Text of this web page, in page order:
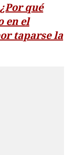
¿Por qué
en el
taparse la